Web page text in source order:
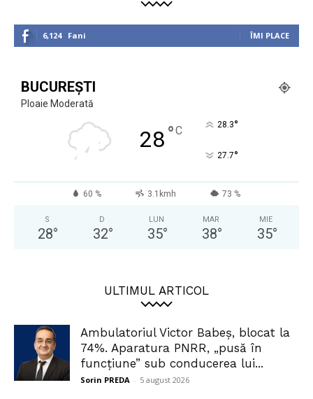
6,124 Fani ÎMI PLACE
BUCUREȘTI
Ploaie Moderată
28°C 28.3°
27.7°
60 % 3.1kmh 73 %
S
28°
D
32°
LUN
35°
MAR
38°
MIE
35°
ULTIMUL ARTICOL
Ambulatoriul Victor Babeș, blocat la
74%. Aparatura PNRR, „pusă în
funcțiune” sub conducerea lui...
Sorin PREDA - 5 august 2026